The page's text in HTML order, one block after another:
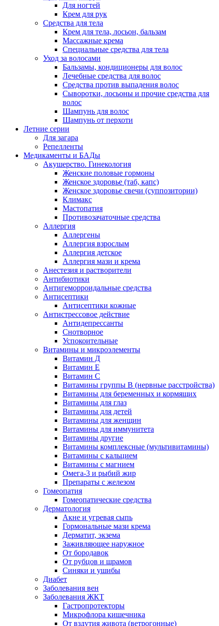
Для ногтей
Крем для рук
Средства для тела
Крем для тела, лосьон, бальзам
Массажные крема
Специальные средства для тела
Уход за волосами
Бальзамы, кондиционеры для волос
Лечебные средства для волос
Средства против выпадения волос
Сыворотки, лосьоны и прочие средства для
волос
Шампунь для волос
Шампунь от перхоти
Летние серии
Для загара
Репелленты
Медикаменты и БАДы
Акушерство. Гинекология
Женские половые гормоны
Женское здоровье (таб, капс)
Женское здоровье свечи (суппозитории)
Климакс
Мастопатия
Противозачаточные средства
Аллергия
Аллергены
Аллергия взрослым
Аллергия детское
Аллергия мази и крема
Анестезия и растворители
Антибиотики
Антигеморроидальные средства
Антисептики
Антисептики кожные
Антистрессовое действие
Антидепрессанты
Снотворное
Успокоительные
Витамины и микроэлементы
Витамин Д
Витамин Е
Витамин С
Витамины группы В (нервные расстройства)
Витамины для беременных и кормящих
Витамины для глаз
Витамины для детей
Витамины для женщин
Витамины для иммунитета
Витамины другие
Витамины комплексные (мультивитамины)
Витамины с кальцием
Витамины с магнием
Омега-3 и рыбий жир
Препараты с железом
Гомеопатия
Гомеопатические средства
Дерматология
Акне и угревая сыпь
Гормональные мази крема
Дерматит, экзема
Заживляющее наружное
От бородавок
От рубцов и шрамов
Синяки и ушибы
Диабет
Заболевания вен
Заболевания ЖКТ
Гастропротекторы
Микрофлора кишечника
От вздутия живота (ветрогонные)